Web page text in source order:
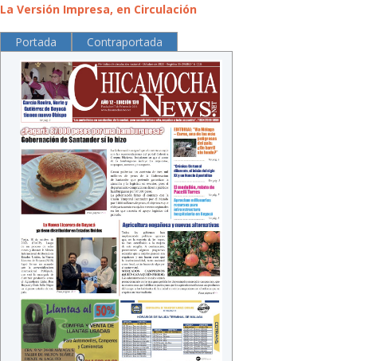
La Versión Impresa, en Circulación
Portada Contraportada